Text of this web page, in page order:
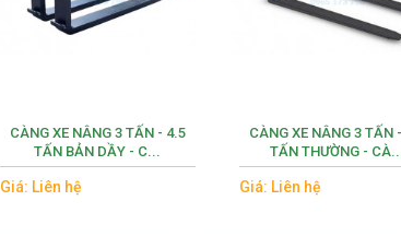
CÀNG XE NÂNG 3 TẤN - 4.5
TẤN BẢN DẦY - C...
Giá: Liên hệ
CÀNG XE NÂNG 3 TẤN
TẤN THƯỜNG - CÀ...
Giá: Liên hệ